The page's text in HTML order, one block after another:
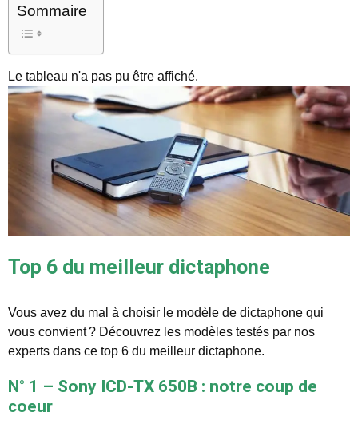
Sommaire
Le tableau n'a pas pu être affiché.
Top 6 du meilleur dictaphone
Vous avez du mal à choisir le modèle de dictaphone qui
vous convient ? Découvrez les modèles testés par nos
experts dans ce top 6 du meilleur dictaphone.
N° 1 – Sony ICD-TX 650B : notre coup de
coeur